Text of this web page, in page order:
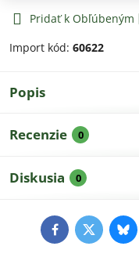
Pridať k Obľúbeným
Import kód: 60622
Popis
Recenzie 0
Diskusia 0
FacebookTwitter